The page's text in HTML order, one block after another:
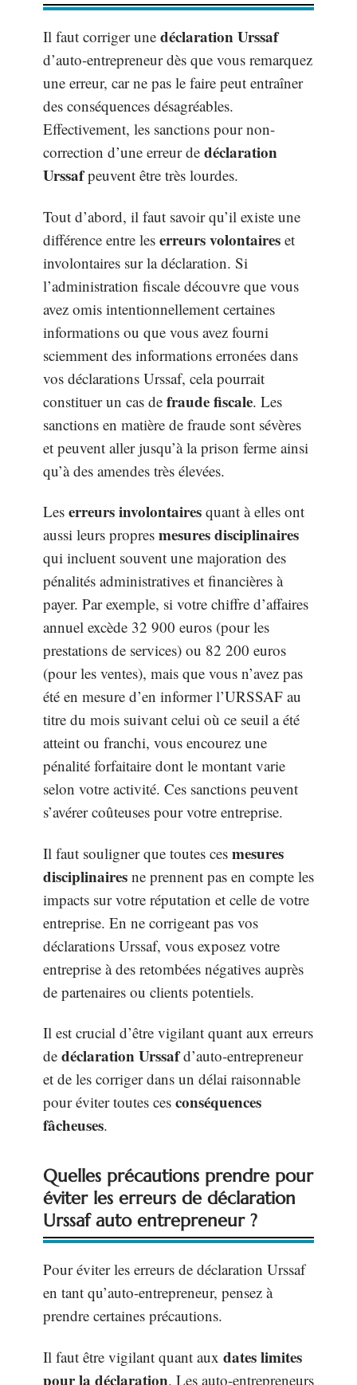
Il faut corriger une déclaration Urssaf
d’auto-entrepreneur dès que vous remarquez
une erreur, car ne pas le faire peut entraîner
des conséquences désagréables.
Effectivement, les sanctions pour non-
correction d’une erreur de déclaration
Urssafpeuvent être très lourdes.
Tout d’abord, il faut savoir qu’il existe une
différence entre les erreurs volontaires et
involontaires sur la déclaration. Si
l’administration fiscale découvre que vous
avez omis intentionnellement certaines
informations ou que vous avez fourni
sciemment des informations erronées dans
vos déclarations Urssaf, cela pourrait
constituer un cas de fraude fiscale. Les
sanctions en matière de fraude sont sévères
et peuvent aller jusqu’à la prison ferme ainsi
qu’à des amendes très élevées.
Les erreurs involontaires quant à elles ont
aussi leurs propres mesures disciplinaires
qui incluent souvent une majoration des
pénalités administratives et financières à
payer. Par exemple, si votre chiffre d’affaires
annuel excède 32 900 euros (pour les
prestations de services) ou 82 200 euros
(pour les ventes), mais que vous n’avez pas
été en mesure d’en informer l’URSSAF au
titre du mois suivant celui où ce seuil a été
atteint ou franchi, vous encourez une
pénalité forfaitaire dont le montant varie
selon votre activité. Ces sanctions peuvent
s’avérer coûteuses pour votre entreprise.
Il faut souligner que toutes ces mesures
disciplinaires ne prennent pas en compte les
impacts sur votre réputation et celle de votre
entreprise. En ne corrigeant pas vos
déclarations Urssaf, vous exposez votre
entreprise à des retombées négatives auprès
de partenaires ou clients potentiels.
Il est crucial d’être vigilant quant aux erreurs
de déclaration Urssafd’auto-entrepreneur
et de les corriger dans un délai raisonnable
pour éviter toutes ces conséquences
fâcheuses.
Quelles précautions prendre pour
éviter les erreurs de déclaration
Urssaf auto entrepreneur ?
Pour éviter les erreurs de déclaration Urssaf
en tant qu’auto-entrepreneur, pensez à
prendre certaines précautions.
Il faut être vigilant quant aux dates limites
pour la déclaration. Les auto-entrepreneurs